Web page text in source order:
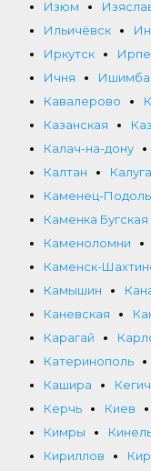
Изюм
Ильичёвск
Иркутск
Ичня
Кавалерово
Казанская
Калач-на-дону
Калтан
Калуга
Каменец-
Каменка Бугская
Каменоломни
Каменск-
Камышин
Каневская
Карагай
Катеринополь
Кашира
Керчь
Киев
Кимры
Кириллов